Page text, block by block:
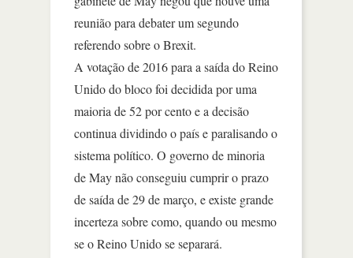
reunião para debater um segundo
referendo sobre o Brexit.
A votação de 2016 para a saída do Reino
Unido do bloco foi decidida por uma
maioria de 52 por cento e a decisão
continua dividindo o país e paralisando o
sistema político. O governo de minoria
de May não conseguiu cumprir o prazo
de saída de 29 de março, e existe grande
incerteza sobre como, quando ou mesmo
se o Reino Unido se separará.